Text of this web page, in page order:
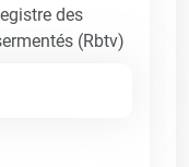
des
(Rbtv)